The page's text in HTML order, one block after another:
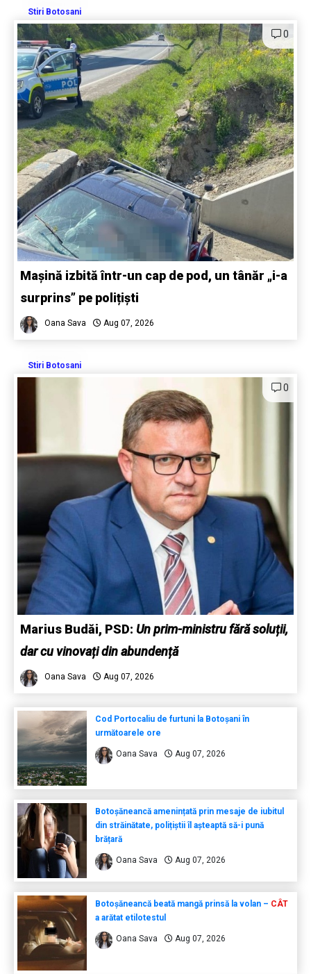
Stiri Botosani
0
Mașină izbită într-un cap de pod, un tânăr „i-a
surprins” pe polițiști
Oana Sava Aug 07, 2026
Stiri Botosani
0
Marius Budăi, PSD: Un prim-ministru fără soluții,
dar cu vinovați din abundență
Oana Sava Aug 07, 2026
Cod Portocaliu de furtuni la Botoșani în
următoarele ore
Oana Sava Aug 07, 2026
Botoșăneancă amenințată prin mesaje de iubitul
din străinătate, polițiștii îl așteaptă să-i pună
brățară
Oana Sava Aug 07, 2026
Botoșăneancă beată mangă prinsă la volan – CÂT
a arătat etilotestul
Oana Sava Aug 07, 2026